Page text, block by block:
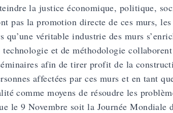
la justice économique, politique,
pas la promotion directe de ces murs,
qu’une véritable industrie des murs
technologie et de méthodologie
afin de tirer profit de la
affectées par ces murs et en tant
comme moyens de résoudre les
le 9 Novembre soit la Journée Mondiale